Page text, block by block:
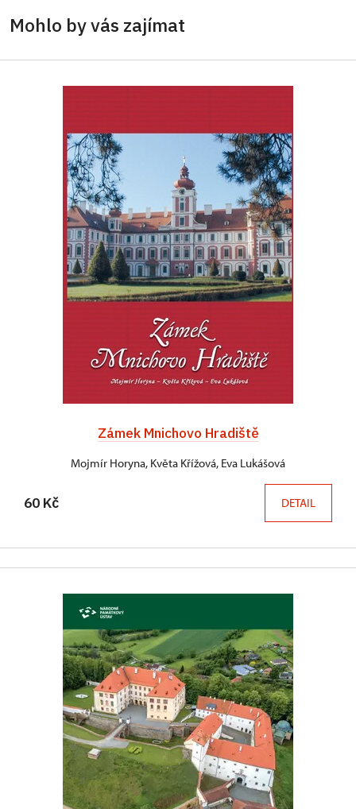
Mohlo by vás zajímat
Zámek Mnichovo Hradiště
Mojmír Horyna, Květa Křížová, Eva Lukášová
60 Kč DETAIL